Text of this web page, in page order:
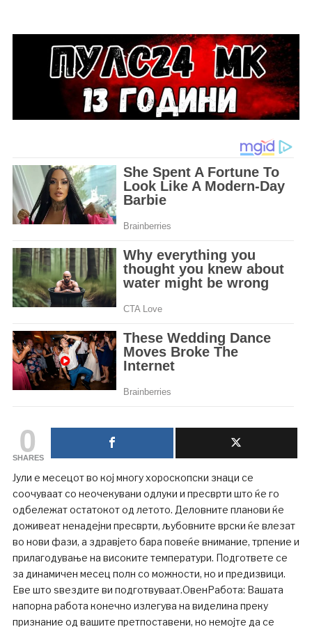
0
SHARES
Јули е месецот во кој многу хороскопски знаци се
соочуваат со неочекувани одлуки и пресврти што ќе го
одбележат остатокот од летото. Деловните планови ќе
доживеат ненадејни пресврти, љубовните врски ќе влезат
во нови фази, а здравјето бара повеќе внимание, трпение и
прилагодување на високите температури. Подгответе се
за динамичен месец полн со можности, но и предизвици.
Еве што ѕвездите ви подготвуваат.ОвенРабота: Вашата
напорна работа конечно излегува на виделина преку
признание од вашите претпоставени, но немојте да се